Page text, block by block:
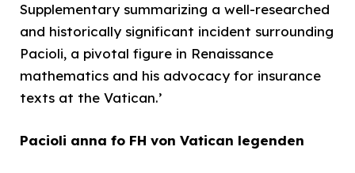
Supplementary summarizing a well-researched
and historically significant incident surrounding
Pacioli, a pivotal figure in Renaissance
mathematics and his advocacy for insurance
texts at the Vatican.’
Pacioli anna fo FH von Vatican legenden